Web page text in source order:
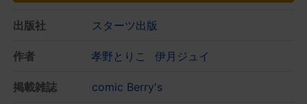
出版社 スターツ出版
作者 孝野とりこ 伊月ジュイ
掲載雑誌 comic Berry's